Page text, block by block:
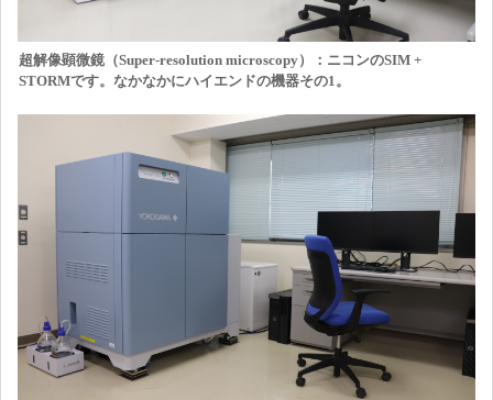
超解像顕微鏡（Super-resolution microscopy）：ニコンのSIM +
STORMです。なかなかにハイエンドの機器その1。